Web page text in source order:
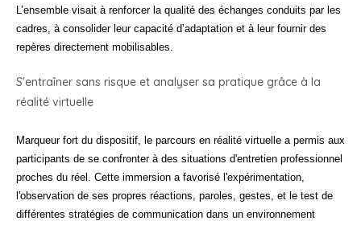
L’ensemble visait à renforcer la qualité des échanges conduits par les
cadres, à consolider leur capacité d’adaptation et à leur fournir des
repères directement mobilisables.
S'entraîner sans risque et analyser sa pratique grâce à la
réalité virtuelle
Marqueur fort du dispositif, le parcours en réalité virtuelle a permis aux
participants de se confronter à des situations d'entretien professionnel
proches du réel. Cette immersion a favorisé l'expérimentation,
l'observation de ses propres réactions, paroles, gestes, et le test de
différentes stratégies de communication dans un environnement